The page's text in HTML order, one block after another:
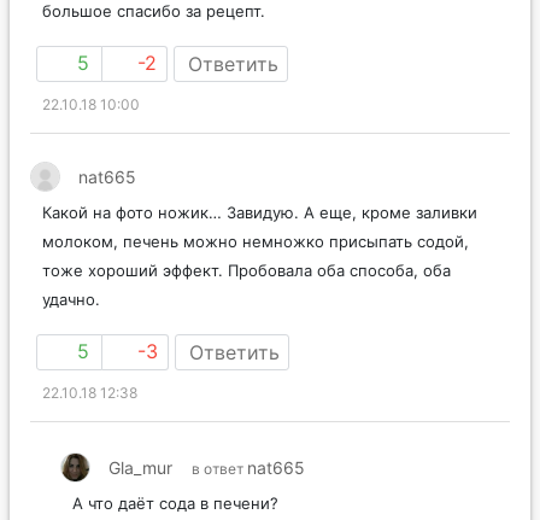
большое спасибо за рецепт.
5 -2 Ответить
22.10.18 10:00
nat665
Какой на фото ножик… Завидую. А еще, кроме заливки
молоком, печень можно немножко присыпать содой,
тоже хороший эффект. Пробовала оба способа, оба
удачно.
5 -3 Ответить
22.10.18 12:38
Gla_mur в ответ nat665
А что даёт сода в печени?